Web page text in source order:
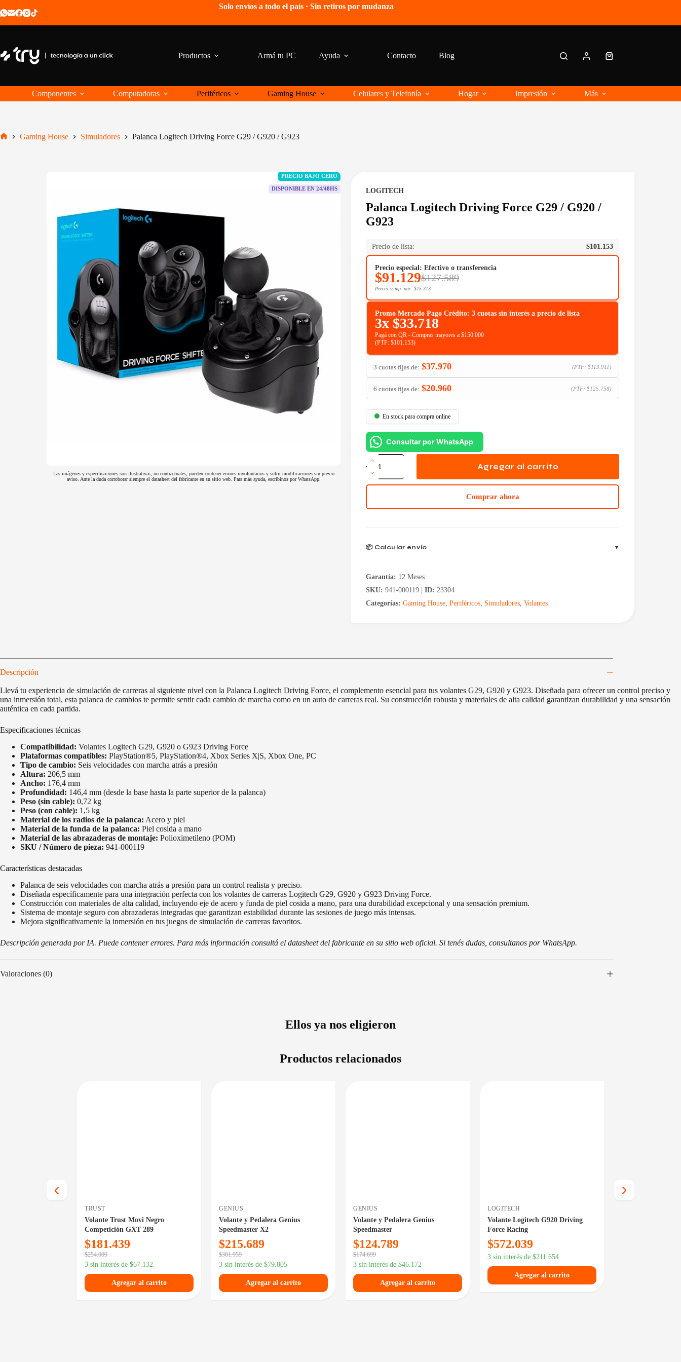
al
Solo envíos a todo el país · Sin retiros por mudanza
Productos Armá tu PC Ayuda Contacto Blog
Carro
Componentes
Computadoras Periféricos Gaming House Celulares y Telefonía Hogar Impresión Más
Gaming House Simuladores Palanca Logitech Driving Force G29 / G920 / G923
PRECIO BAJO CERO
DISPONIBLE EN 24/48HS
Las imágenes y especificaciones son ilustrativas, no contractuales, pueden contener errores involuntarios y sufrir modificaciones sin previo
aviso. Ante la duda corroborar siempre el datasheet del fabricante en su sitio web. Para más ayuda, escribinos por WhatsApp.
LOGITECH
Palanca Logitech Driving Force G29 / G920 /
G923
Precio de lista: $101.153
Precio especial: Efectivo o transferencia
$91.129$127.589
Precio s/imp. nac. $75.313
Promo Mercado Pago Crédito: 3 cuotas sin interés a precio de lista
3x $33.718
Pagá con QR - Compras mayores a $150.000
(PTF: $101.153)
3 cuotas fijas de: $37.970 (PTF: $113.911 )
6 cuotas fijas de: $20.960 (PTF: $125.758)
En stock para compra online
Consultar por WhatsApp
Palanca
Logitech
Driving
Force
G920
Agregar al carrito
Comprar ahora
📦 Calcular envío
Garantía: 12 Meses
SKU: 941-000119 | ID: 23304
Categorías: Gaming House, Periféricos, Simuladores, Volantes
Descripción
Llevá tu experiencia de simulación de carreras al siguiente nivel con la Palanca Logitech Driving Force, el complemento esencial para tus volantes G29, G920 y G923. Diseñada para ofrecer un control preciso y
una inmersión total, esta palanca de cambios te permite sentir cada cambio de marcha como en un auto de carreras real. Su construcción robusta y materiales de alta calidad garantizan durabilidad y una sensación
auténtica en cada partida.
Especificaciones técnicas
Compatibilidad: Volantes Logitech G29, G920 o G923 Driving Force
Plataformas compatibles: PlayStation®5, PlayStation®4, Xbox Series X|S, Xbox One, PC
Tipo de cambio: Seis velocidades con marcha atrás a presión
Altura: 206,5 mm
Ancho: 176,4 mm
Profundidad: 146,4 mm (desde la base hasta la parte superior de la palanca)
Peso (sin cable): 0,72 kg
Peso (con cable): 1,5 kg
Material de los radios de la palanca: Acero y piel
Material de la funda de la palanca: Piel cosida a mano
Material de las abrazaderas de montaje: Polioximetileno (POM)
SKU / Número de pieza: 941-000119
Características destacadas
Palanca de seis velocidades con marcha atrás a presión para un control realista y preciso.
Diseñada específicamente para una integración perfecta con los volantes de carreras Logitech G29, G920 y G923 Driving Force.
Construcción con materiales de alta calidad, incluyendo eje de acero y funda de piel cosida a mano, para una durabilidad excepcional y una sensación premium.
Sistema de montaje seguro con abrazaderas integradas que garantizan estabilidad durante las sesiones de juego más intensas.
Mejora significativamente la inmersión en tus juegos de simulación de carreras favoritos.
Descripción generada por IA. Puede contener errores. Para más información consultá el datasheet del fabricante en su sitio web oficial. Si tenés dudas, consultanos por WhatsApp.
Valoraciones (0)
Ellos ya nos eligieron
Productos relacionados
TRUST
Volante Trust Movi Negro
Competición GXT 289
$181.439
$254.009
3 sin interés de $67.132
Agregar al carrito
GENIUS
Volante y Pedalera Genius
Speedmaster X2
$215.689
$301.959
3 sin interés de $79.805
Agregar al carrito
GENIUS
Volante y Pedalera Genius
Speedmaster
$124.789
$174.699
3 sin interés de $46.172
Agregar al carrito
LOGITECH
Volante Logitech G920 Driving
Force Racing
$572.039
3 sin interés de $211.654
Agregar al carrito